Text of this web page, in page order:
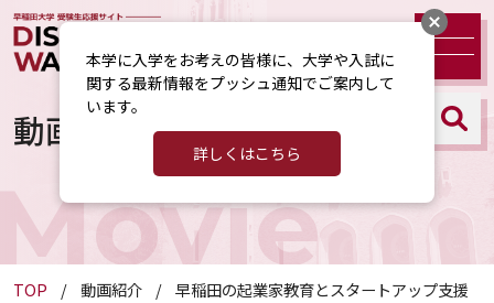
動画紹介
TOP 動画紹介 早稲田の起業家教育とスタートアップ支援
本学に入学をお考えの皆様に、大学や入試に
関する最新情報をプッシュ通知でご案内して
います。
詳しくはこちら